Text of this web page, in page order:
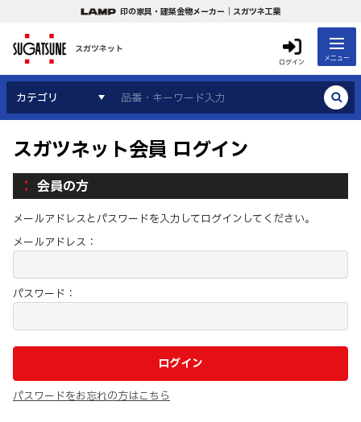
印の家具・建築金物メーカー｜スガツネ工業
スガツネット
ログイン メニュー
カテゴリ
スガツネット会員 ログイン
会員の方
メールアドレスとパスワードを入力してログインしてください。
メールアドレス：
パスワード：
パスワードをお忘れの方はこちら